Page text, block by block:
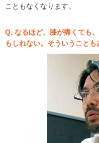
こともなくなります。
Q. なるほど。膝が痛くても
もしれない。そういうことも